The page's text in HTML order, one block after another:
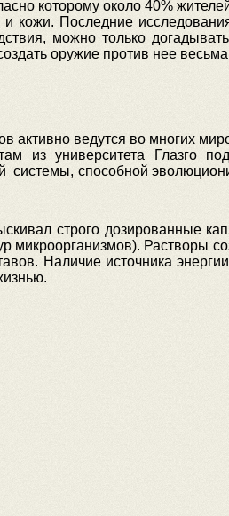
которому около 40%
кожи. Последние
можно только
оружие против нее
активно ведутся во многих
из университета Глазго
системы, способной
строго дозированные
микроорганизмов). Растворы
Наличие источника